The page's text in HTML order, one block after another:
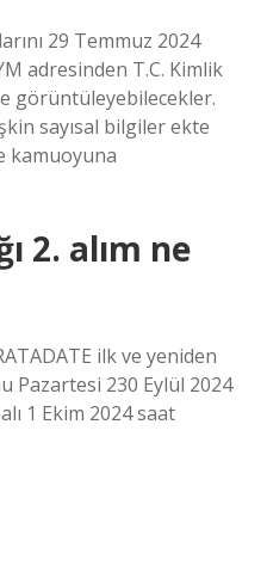
29 Temmuz 2024
adresinden T.C. Kimlik
görüntüleyebilecekler.
sayısal bilgiler ekte
kamuoyuna
2. alım ne
ilk ve yeniden
Pazartesi 230 Eylül 2024
1 Ekim 2024 saat